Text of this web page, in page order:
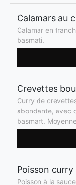
Calamars au
Calamar en
basmati.
Crevettes
Curry de
abondante, avec
basmart.
Poisson curry
Poisson à la